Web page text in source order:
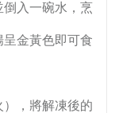
入一碗水，烹
金黃色即可食
，將解凍後的